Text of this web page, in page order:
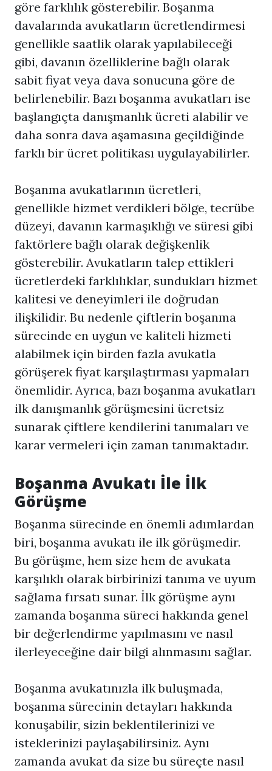
göre farklılık gösterebilir. Boşanma
davalarında avukatların ücretlendirmesi
genellikle saatlik olarak yapılabileceği
gibi, davanın özelliklerine bağlı olarak
sabit fiyat veya dava sonucuna göre de
belirlenebilir. Bazı boşanma avukatları ise
başlangıçta danışmanlık ücreti alabilir ve
daha sonra dava aşamasına geçildiğinde
farklı bir ücret politikası uygulayabilirler.
Boşanma avukatlarının ücretleri,
genellikle hizmet verdikleri bölge, tecrübe
düzeyi, davanın karmaşıklığı ve süresi gibi
faktörlere bağlı olarak değişkenlik
gösterebilir. Avukatların talep ettikleri
ücretlerdeki farklılıklar, sundukları hizmet
kalitesi ve deneyimleri ile doğrudan
ilişkilidir. Bu nedenle çiftlerin boşanma
sürecinde en uygun ve kaliteli hizmeti
alabilmek için birden fazla avukatla
görüşerek fiyat karşılaştırması yapmaları
önemlidir. Ayrıca, bazı boşanma avukatları
ilk danışmanlık görüşmesini ücretsiz
sunarak çiftlere kendilerini tanımaları ve
karar vermeleri için zaman tanımaktadır.
Boşanma Avukatı İle İlk
Görüşme
Boşanma sürecinde en önemli adımlardan
biri,boşanma avukatı ile ilk görüşmedir.
Bu görüşme, hem size hem de avukata
karşılıklı olarak birbirinizi tanıma ve uyum
sağlama fırsatı sunar. İlk görüşme aynı
zamanda boşanma süreci hakkında genel
bir değerlendirme yapılmasını ve nasıl
ilerleyeceğine dair bilgi alınmasını sağlar.
Boşanma avukatınızla ilk buluşmada,
boşanma sürecinin detayları hakkında
konuşabilir, sizin beklentilerinizi ve
isteklerinizi paylaşabilirsiniz. Aynı
zamanda avukat da size bu süreçte nasıl